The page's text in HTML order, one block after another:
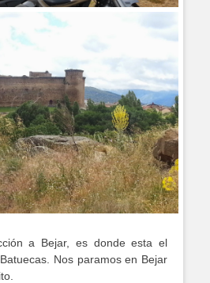
a Bejar, es donde esta el
Nos paramos en Bejar